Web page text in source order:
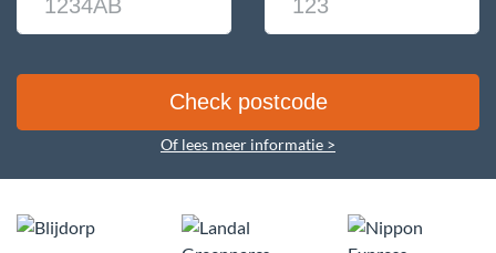
Of lees meer informatie >